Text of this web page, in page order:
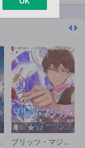
0 10
ブリッツ・マジッ